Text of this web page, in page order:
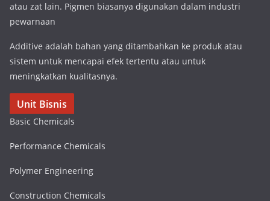
atau zat lain. Pigmen biasanya digunakan dalam industri
pewarnaan
Additive adalah bahan yang ditambahkan ke produk atau
sistem untuk mencapai efek tertentu atau untuk
meningkatkan kualitasnya.
Unit Bisnis
Basic Chemicals
Performance Chemicals
Polymer Engineering
Construction Chemicals